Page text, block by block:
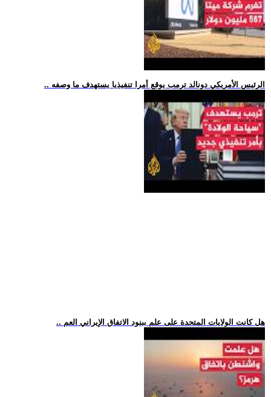
.. الرئيس الأمريكي دونالد ترمب يوقع أمرا تنفيذيا يستهدف ما وصفه
.. هل كانت الولايات المتحدة على علم ببنود الاتفاق الإيراني العم